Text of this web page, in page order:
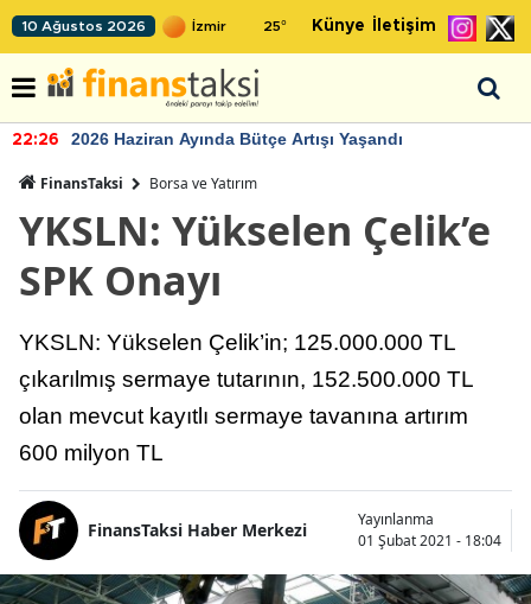
10 Ağustos 2026 25° Künye İletişim
22:26 2026 Haziran Ayında Bütçe Artışı Yaşandı
FinansTaksi Borsa ve Yatırım
YKSLN: Yükselen Çelik’e
SPK Onayı
YKSLN: Yükselen Çelik’in; 125.000.000 TL
çıkarılmış sermaye tutarının, 152.500.000 TL
olan mevcut kayıtlı sermaye tavanına artırım
600 milyon TL
FinansTaksi Haber Merkezi
Yayınlanma
01 Şubat 2021 - 18:04